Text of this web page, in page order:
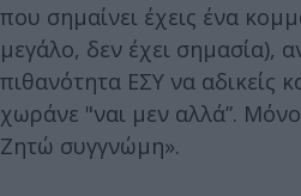
που σημαίνει έχεις ένα
μεγάλο, δεν έχει σημασία),
πιθανότητα ΕΣΥ να αδικείς
χωράνε "ναι μεν αλλά”.
Ζητώ συγγνώμη».